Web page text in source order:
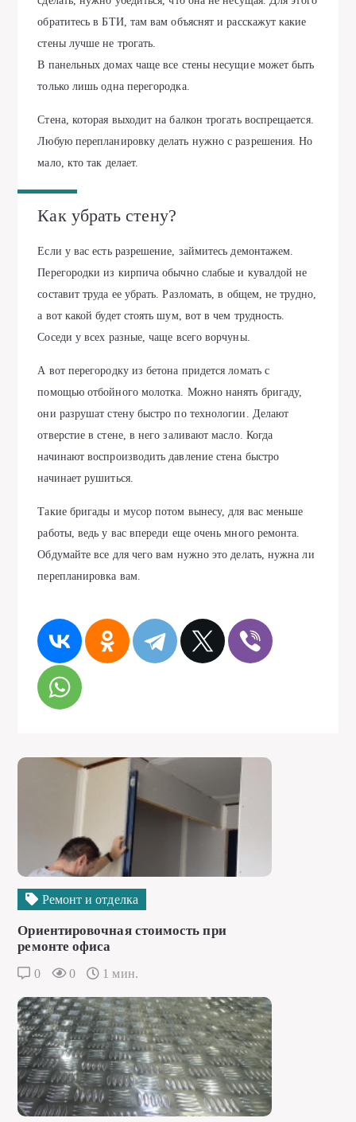
обратитесь в БТИ, там вам объяснят и расскажут какие
стены лучше не трогать.
В панельных домах чаще все стены несущие может быть
только лишь одна перегородка.
Стена, которая выходит на балкон трогать воспрещается.
Любую перепланировку делать нужно с разрешения. Но
мало, кто так делает.
Как убрать стену?
Если у вас есть разрешение, займитесь демонтажем.
Перегородки из кирпича обычно слабые и кувалдой не
составит труда ее убрать. Разломать, в общем, не трудно,
а вот какой будет стоять шум, вот в чем трудность.
Соседи у всех разные, чаще всего ворчуны.
А вот перегородку из бетона придется ломать с
помощью отбойного молотка. Можно нанять бригаду,
они разрушат стену быстро по технологии. Делают
отверстие в стене, в него заливают масло. Когда
начинают воспроизводить давление стена быстро
начинает рушиться.
Такие бригады и мусор потом вынесу, для вас меньше
работы, ведь у вас впереди еще очень много ремонта.
Обдумайте все для чего вам нужно это делать, нужна ли
перепланировка вам.
Ремонт и отделка
Ориентировочная стоимость при
ремонте офиса
0 0 1 мин.